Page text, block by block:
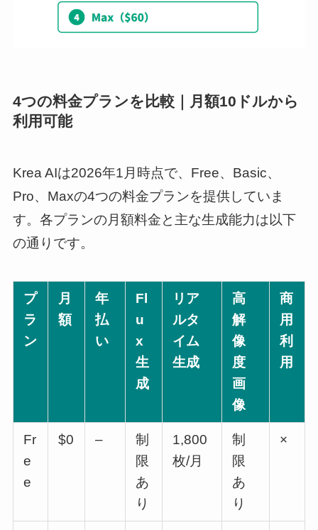
4つの料金プランを比較｜月額10ドルから
利用可能
Krea AIは2026年1月時点で、Free、Basic、
Pro、Maxの4つの料金プランを提供していま
す。各プランの月額料金と主な生成能力は以下
の通りです。
プ
ラ
ン
月
額
年
払
い
Fl
u
x
生
成
リア
ルタ
イム
生成
高
解
像
度
画
像
商
用
利
用
Fr
e
e
$0 –
制
限
あ
り
1,800
枚/月
制
限
あ
り
×